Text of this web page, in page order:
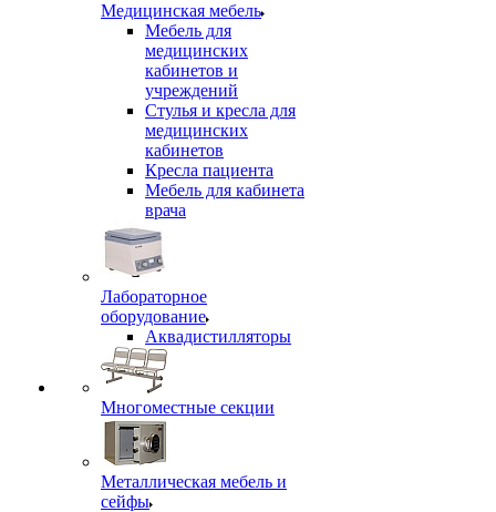
Медицинская мебель
Мебель для
медицинских
кабинетов и
учреждений
Стулья и кресла для
медицинских
кабинетов
Кресла пациента
Мебель для кабинета
врача
Лабораторное
оборудование
Аквадистилляторы
Многоместные секции
Металлическая мебель и
сейфы